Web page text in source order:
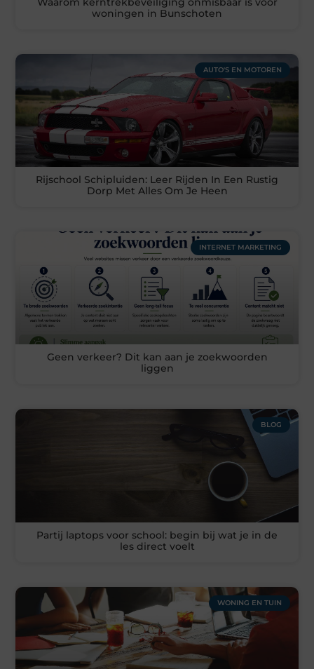
woningen in Bunschoten
AUTO'S EN MOTOREN
Rijschool Schipluiden: Leer Rijden In Een Rustig
Dorp Met Alles Om Je Heen
INTERNET MARKETING
Geen verkeer? Dit kan aan je zoekwoorden
liggen
BLOG
Partij laptops voor school: begin bij wat je in de
les direct voelt
WONING EN TUIN